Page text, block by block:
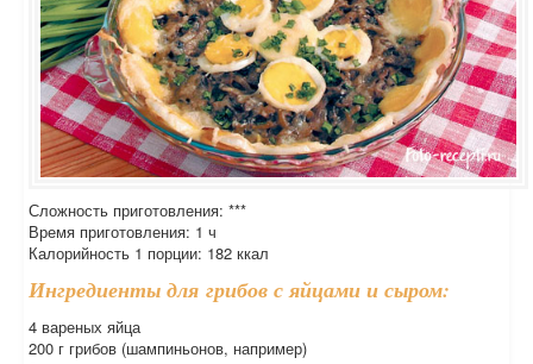
Сложность приготовления: ***
Время приготовления: 1 ч
Калорийность 1 порции: 182 ккал
Ингредиенты для грибов с яйцами и сыром:
4 вареных яйца
200 г грибов (шампиньонов, например)